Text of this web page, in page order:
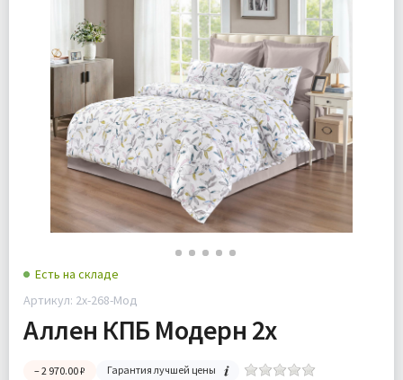
Есть на складе
Артикул: 2x-268-Мод
Аллен КПБ Модерн 2х
– 2 970.00 ₽ Гарантия лучшей цены